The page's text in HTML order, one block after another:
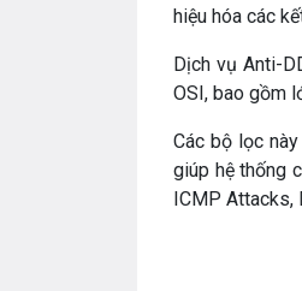
hiệu hóa các
Dịch vụ Anti-
OSI, bao gồm
Các bộ lọc
giúp hệ thống
ICMP Attacks,